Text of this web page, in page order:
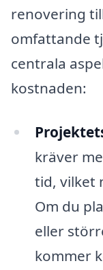
renovering
omfattande
centrala
kostnaden:
kräver
tid, vilket
Om du
eller
kommer